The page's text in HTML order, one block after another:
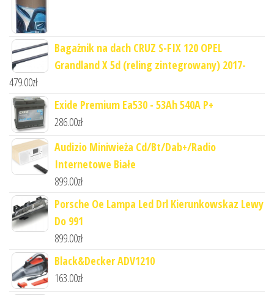
Bagażnik na dach CRUZ S-FIX 120 OPEL
Grandland X 5d (reling zintegrowany) 2017-
479.00zł
Exide Premium Ea530 - 53Ah 540A P+
286.00zł
Audizio Miniwieża Cd/Bt/Dab+/Radio
Internetowe Białe
899.00zł
Porsche Oe Lampa Led Drl Kierunkowskaz Lewy
Do 991
899.00zł
Black&Decker ADV1210
163.00zł